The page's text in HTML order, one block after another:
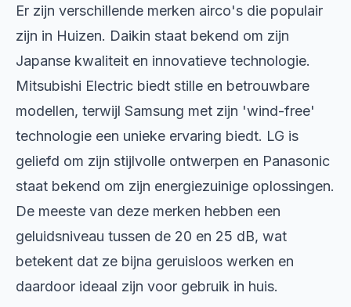
Er zijn verschillende merken airco's die populair
zijn in Huizen. Daikin staat bekend om zijn
Japanse kwaliteit en innovatieve technologie.
Mitsubishi Electric biedt stille en betrouwbare
modellen, terwijl Samsung met zijn 'wind-free'
technologie een unieke ervaring biedt. LG is
geliefd om zijn stijlvolle ontwerpen en Panasonic
staat bekend om zijn energiezuinige oplossingen.
De meeste van deze merken hebben een
geluidsniveau tussen de 20 en 25 dB, wat
betekent dat ze bijna geruisloos werken en
daardoor ideaal zijn voor gebruik in huis.